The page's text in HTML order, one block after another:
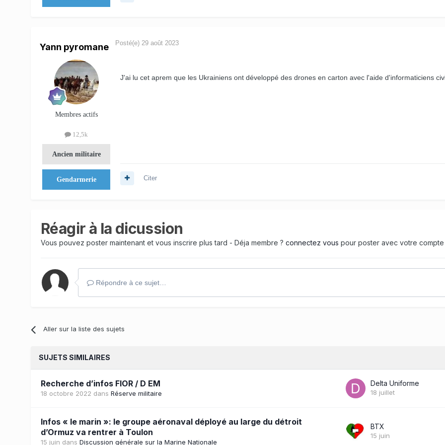
Yann pyromane
Membres actifs
12,5k
Ancien militaire
Gendarmerie
Posté(e) 29 août 2023
J'ai lu cet aprem que les Ukrainiens ont développé des drones en carton avec l'aide d'informaticiens
Citer
Réagir à la dicussion
Vous pouvez poster maintenant et vous inscrire plus tard - Déja membre ? connectez vous pour poster avec votre compte
Répondre à ce sujet…
Aller sur la liste des sujets
SUJETS SIMILAIRES
Recherche d’infos FIOR / D EM
18 octobre 2022 dans Réserve militaire
Delta Uniforme
18 juillet
Infos « le marin »: le groupe aéronaval déployé au large du détroit
d’Ormuz va rentrer à Toulon
15 juin dans Discussion générale sur la Marine Nationale
BTX
15 juin